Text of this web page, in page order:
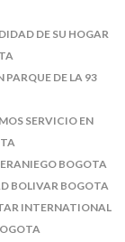
DE SU HOGAR
DE LA 93
SERVICIO EN
BOGOTA
BOLIVAR BOGOTA
INTERNATIONAL